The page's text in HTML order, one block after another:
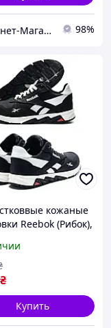
Интернет-Магазин Klambi Shop 98%
кожаные
Reebok (Рибок),
кеды. Мужская
₴
Купить